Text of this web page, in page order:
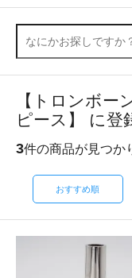
【トロンボー
ピース】 に登
3件の商品が見つか
おすすめ順